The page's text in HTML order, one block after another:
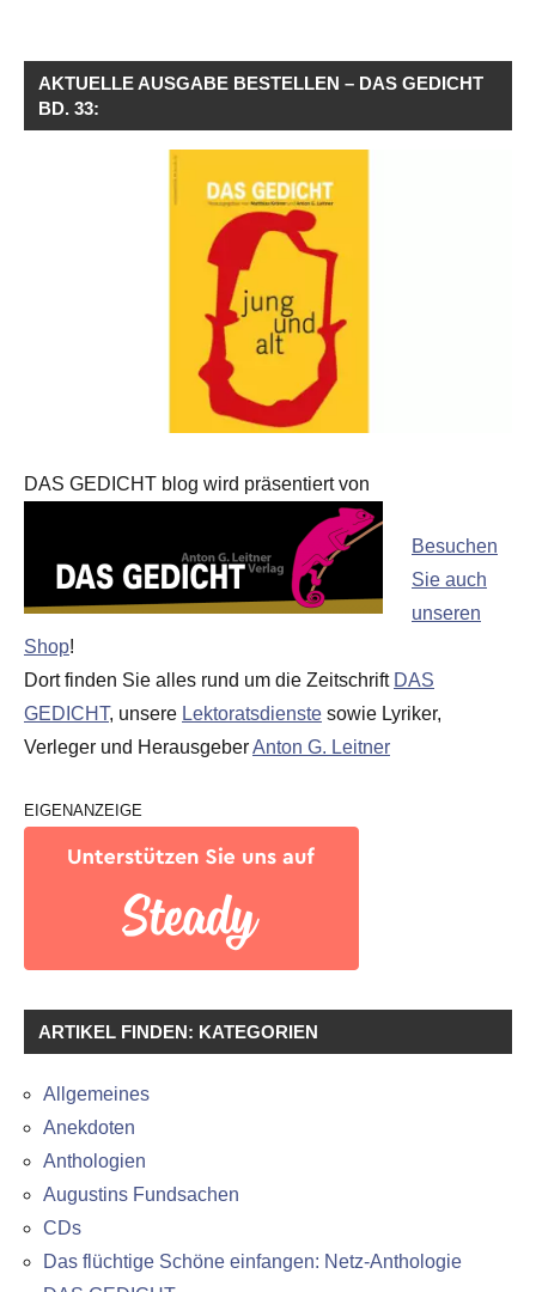
AKTUELLE AUSGABE BESTELLEN – DAS GEDICHT
BD. 33:
DAS GEDICHT blog wird präsentiert von
Besuchen
Sie auch
unseren
Shop!
Dort finden Sie alles rund um die Zeitschrift DAS
GEDICHT, unsere Lektoratsdienste sowie Lyriker,
Verleger und HerausgeberAnton G. Leitner
EIGENANZEIGE
ARTIKEL FINDEN: KATEGORIEN
Allgemeines
Anekdoten
Anthologien
Augustins Fundsachen
CDs
Das flüchtige Schöne einfangen: Netz-Anthologie